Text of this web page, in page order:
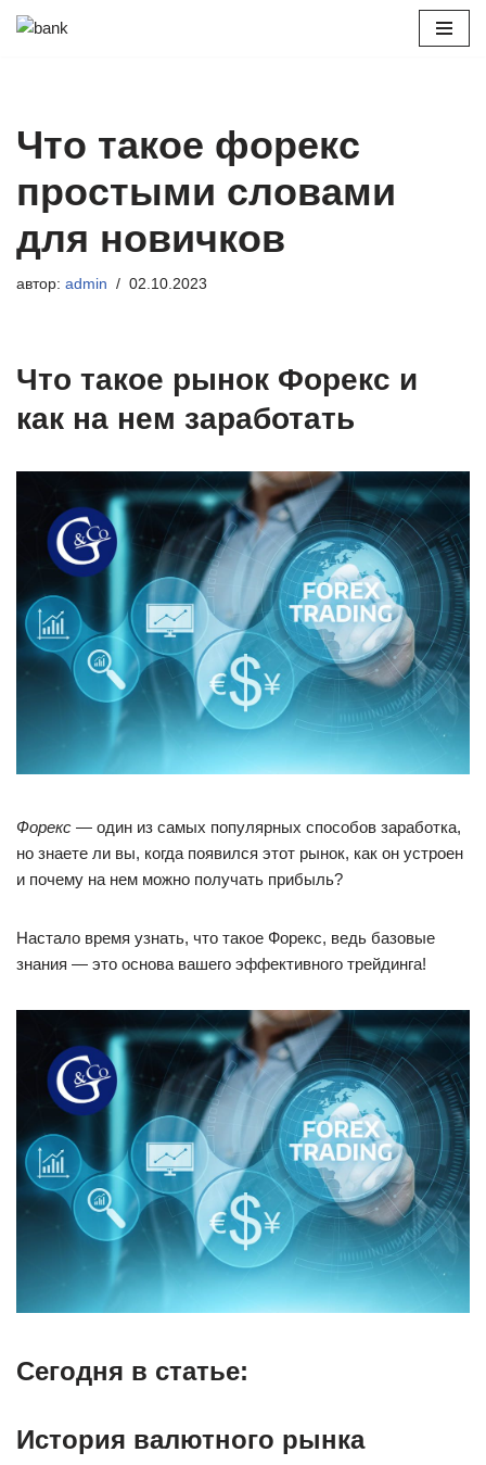
Что такое форекс
простыми словами
для новичков
автор: admin 02.10.2023
Что такое рынок Форекс и
как на нем заработать
Форекс — один из самых популярных способов заработка,
но знаете ли вы, когда появился этот рынок, как он устроен
и почему на нем можно получать прибыль?
Настало время узнать, что такое Форекс, ведь базовые
знания — это основа вашего эффективного трейдинга!
Сегодня в статье:
История валютного рынка